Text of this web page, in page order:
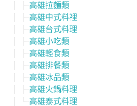
高雄拉麵類
高雄中式料裡
高雄台式料理
高雄小吃類
高雄輕食類
高雄排餐類
高雄冰品類
高雄火鍋料理
高雄泰式料理